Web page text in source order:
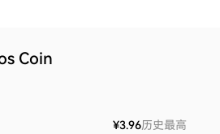
Coin
¥3.96历史最高